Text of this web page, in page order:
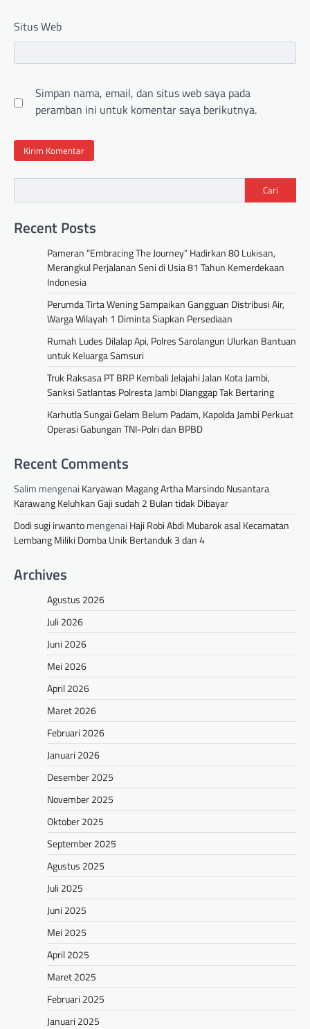
Situs Web
Simpan nama, email, dan situs web saya pada
peramban ini untuk komentar saya berikutnya.
Cari
Recent Posts
Pameran “Embracing The Journey” Hadirkan 80 Lukisan,
Merangkul Perjalanan Seni di Usia 81 Tahun Kemerdekaan
Indonesia
Perumda Tirta Wening Sampaikan Gangguan Distribusi Air,
Warga Wilayah 1 Diminta Siapkan Persediaan
Rumah Ludes Dilalap Api, Polres Sarolangun Ulurkan Bantuan
untuk Keluarga Samsuri
Truk Raksasa PT BRP Kembali Jelajahi Jalan Kota Jambi,
Sanksi Satlantas Polresta Jambi Dianggap Tak Bertaring
Karhutla Sungai Gelam Belum Padam, Kapolda Jambi Perkuat
Operasi Gabungan TNI-Polri dan BPBD
Recent Comments
Salim mengenai Karyawan Magang Artha Marsindo Nusantara
Karawang Keluhkan Gaji sudah 2 Bulan tidak Dibayar
Dodi sugi irwantomengenai Haji Robi Abdi Mubarok asal Kecamatan
Lembang Miliki Domba Unik Bertanduk 3 dan 4
Archives
Agustus 2026
Juli 2026
Juni 2026
Mei 2026
April 2026
Maret 2026
Februari 2026
Januari 2026
Desember 2025
November 2025
Oktober 2025
September 2025
Agustus 2025
Juli 2025
Juni 2025
Mei 2025
April 2025
Maret 2025
Februari 2025
Januari 2025